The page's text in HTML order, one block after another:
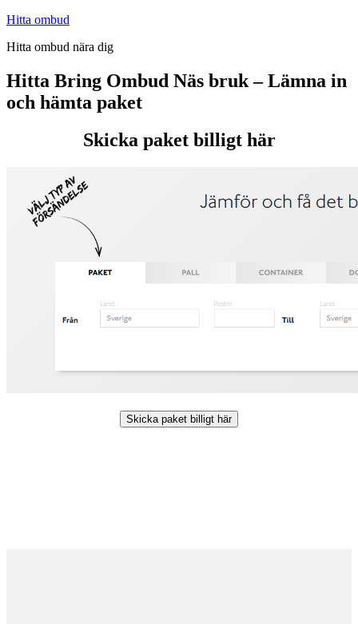
Hoppa
innehåll
Hitta ombud
Hitta ombud nära dig
Hitta Bring Ombud Näs bruk – Lämna in
och hämta paket
Skicka paket billigt här
Skicka paket billigt här